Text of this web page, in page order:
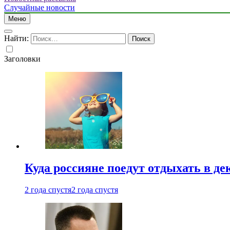
Случайные новости
Меню
Найти:
Заголовки
Куда россияне поедут отдыхать в
2 года спустя2 года спустя